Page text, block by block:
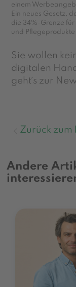
einem
Ein neues Gesetz,
die 34%-Grenze
und Pflegeprodukte
Sie wollen
digitalen
geht´s zur
Zurück zum
Andere